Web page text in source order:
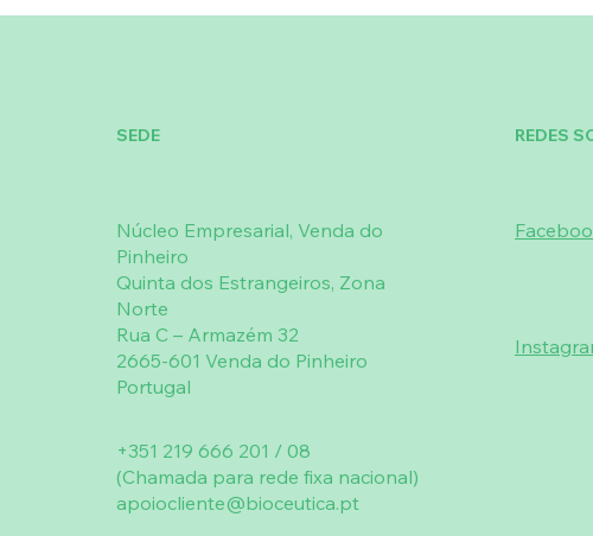
+351 219 666 201 / 08
(Chamada para rede fixa nacional)
apoiocliente@bioceutica.pt
Núcleo Empresarial, Venda do
Pinheiro
Quinta dos Estrangeiros, Zona
Norte
Rua C – Armazém 32
2665-601 Venda do Pinheiro
Portugal
SEDE REDES